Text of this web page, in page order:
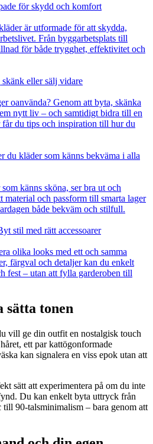
för skydd och komfort
är utformade för att skydda,
Från byggarbetsplats till
för både trygghet, effektivitet och
eller sälj vidare
oanvända? Genom att byta, skänka
nytt liv – och samtidigt bidra till en
du tips och inspiration till hur du
du kläder som känns bekväma i alla
känns sköna, ser bra ut och
material och passform till smarta lager
både bekväm och stilfull.
stil med rätt accessoarer
olika looks med ett och samma
färgval och detaljer kan du enkelt
fest – utan att fylla garderoben till
sätta tonen
vill ge din outfit en nostalgisk touch
ett par kattögonformade
kan signalera en viss epok utan att
sätt att experimentera på om du inte
Du kan enkelt byta uttryck från
90-talsminimalism – bara genom att